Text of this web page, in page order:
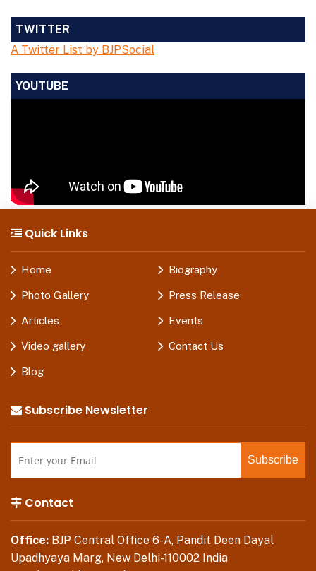
TWITTER
A Twitter List by BJPSocial
YOUTUBE
Quick Links
Home Biography
Photo Gallery Press Release
Articles Events
Video gallery Contact Us
Blog
Subscribe Newsletter
Contact
Office: BJP Central Office 6-A, Pandit Deen Dayal
Upadhyaya Marg, New Delhi-110002 India